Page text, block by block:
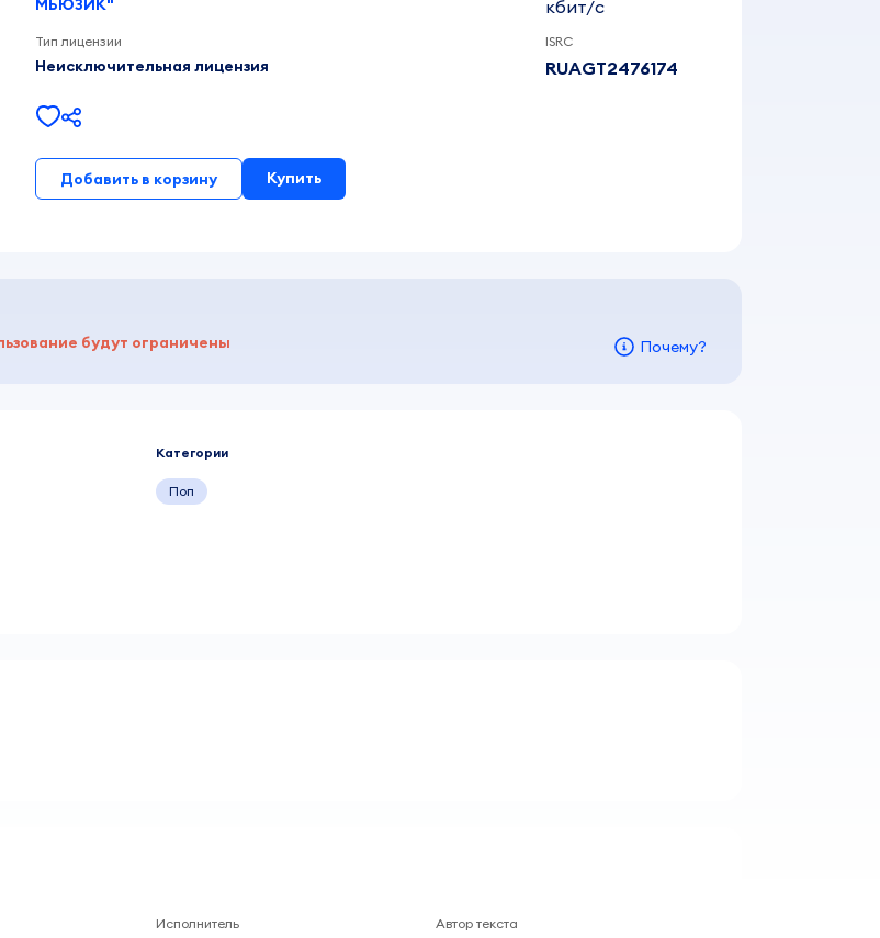
МЬЮЗИК"
Тип лицензии
Неисключительная лицензия
кбит/c
ISRC
RUAGT2476174
Добавить в корзину Купить
будут ограничены Почему?
Категории
Поп
Исполнитель Автор текста